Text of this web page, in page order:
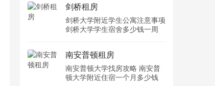
剑桥租房
剑桥大学附近学生公寓注意事项
剑桥大学学生宿舍多少钱一周
南安普顿租房
南安普顿大学找房攻略 南安普
顿大学附近住宿一个月多少钱